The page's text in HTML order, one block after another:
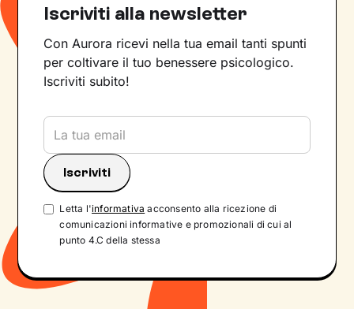
Iscriviti alla newsletter
Con Aurora ricevi nella tua email tanti spunti
per coltivare il tuo benessere psicologico.
Iscriviti subito!
Letta l'informativa acconsento alla ricezione di
comunicazioni informative e promozionali di cui al
punto 4.C della stessa